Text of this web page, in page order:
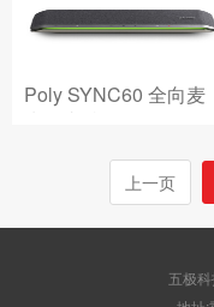
Poly SYNC60 全向麦
上一页
五极